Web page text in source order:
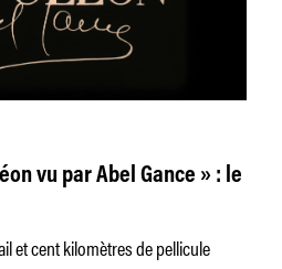
vu par Abel Gance » : le
et cent kilomètres de pellicule